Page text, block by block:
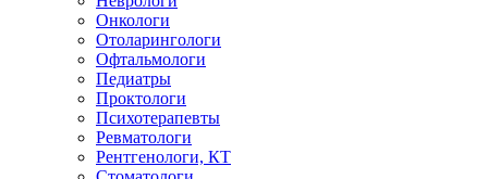
Онкологи
Отоларингологи
Офтальмологи
Педиатры
Проктологи
Психотерапевты
Ревматологи
Рентгенологи, КТ